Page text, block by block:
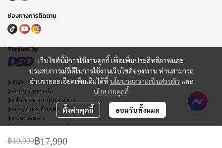
฿19,990฿17,990
เว็บไซต์นี้มีการใช้งานคุกกี้ เพื่อเพิ่มประสิทธิภาพและ
ประสบการณ์ที่ดีในการใช้งานเว็บไซต์ของท่าน ท่านสามารถ
อ่านรายละเอียดเพิ่มเติมได้ที่ นโยบายความเป็นส่วนตัว และ
นโยบายคุกกี้
ตั้งค่าคุกกี้ ยอมรับทั้งหมด
ช่องทางการติดตาม
Verified by
FAQ : คำถามที่พบบ่อย
ข้อกำหนดการใช้
นโยบายความเป็นส่วนตัว
การจัดการ Cookie
แจ้งชำระเงิน
ติดตามสถานะออเดอร์
ใบเสนอราคา